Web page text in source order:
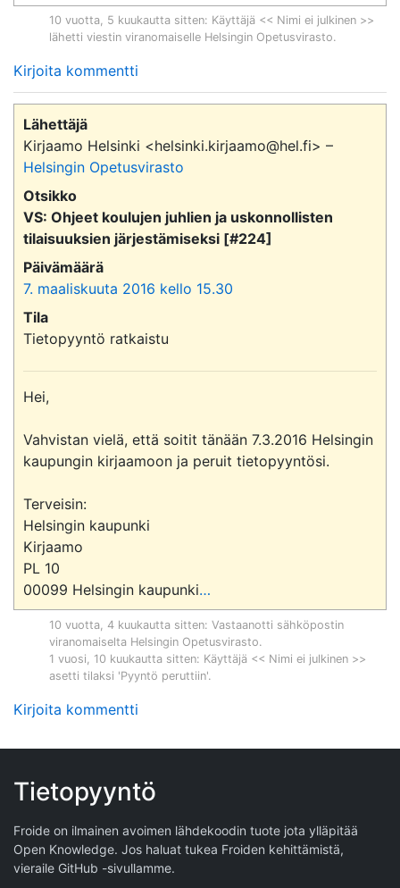
10 vuotta, 5 kuukautta sitten: Käyttäjä << Nimi ei julkinen >>
lähetti viestin viranomaiselle Helsingin Opetusvirasto.
Kirjoita kommentti
Lähettäjä
Kirjaamo Helsinki <helsinki.kirjaamo@hel.fi> –
Helsingin Opetusvirasto
Otsikko
VS: Ohjeet koulujen juhlien ja uskonnollisten
tilaisuuksien järjestämiseksi [#224]
Päivämäärä
7. maaliskuuta 2016 kello 15.30
Tila
Tietopyyntö ratkaistu
Hei,
Vahvistan vielä, että soitit tänään 7.3.2016 Helsingin
kaupungin kirjaamoon ja peruit tietopyyntösi.
Terveisin:
Helsingin kaupunki
Kirjaamo
PL 10
00099 Helsingin kaupunki…
10 vuotta, 4 kuukautta sitten: Vastaanotti sähköpostin
viranomaiselta Helsingin Opetusvirasto.
1 vuosi, 10 kuukautta sitten: Käyttäjä << Nimi ei julkinen >>
asetti tilaksi 'Pyyntö peruttiin'.
Kirjoita kommentti
Tietopyyntö
Froide on ilmainen avoimen lähdekoodin tuote jota ylläpitää
Open Knowledge. Jos haluat tukea Froiden kehittämistä,
vieraile GitHub -sivullamme.